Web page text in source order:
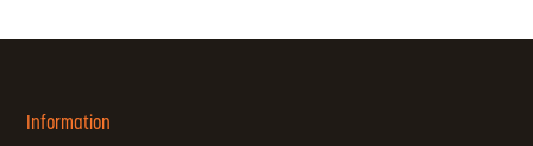
Information